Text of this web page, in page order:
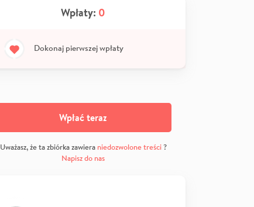
Wpłaty: 0
Dokonaj pierwszej wpłaty
Wpłać teraz
Uważasz, że ta zbiórka zawiera niedozwolone treści?
Napisz do nas